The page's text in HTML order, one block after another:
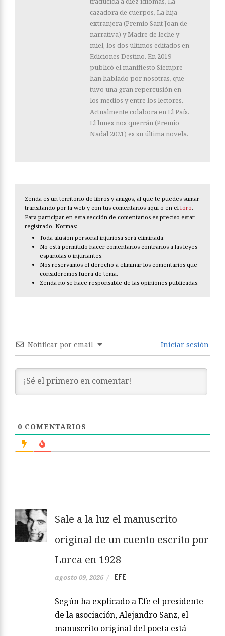
cazadora de cuerpos, La hija
extranjera (Premio Sant Joan de
narrativa) y Madre de leche y
miel, los dos últimos editados en
Ediciones Destino. En 2019
publicó el manifiesto Siempre
han hablado por nosotras, que
tuvo una gran repercusión en
los medios y entre los lectores.
Actualmente colabora en El País.
El lunes nos querrán (Premio
Nadal 2021) es su última novela.
Zenda es un territorio de libros y amigos, al que te puedes sumar
transitando por la web y con tus comentarios aquí o en el foro.
Para participar en esta sección de comentarios es preciso estar
registrado. Normas:
Toda alusión personal injuriosa será eliminada.
No está permitido hacer comentarios contrarios a las leyes
españolas o injuriantes.
Nos reservamos el derecho a eliminar los comentarios que
consideremos fuera de tema.
Zenda no se hace responsable de las opiniones publicadas.
Notificar por email Iniciar sesión
0 COMENTARIOS
Sale a la luz el manuscrito
original de un cuento escrito por
Lorca en 1928
agosto 09, 2026 / EFE
Según ha explicado a Efe el presidente
de la asociación, Alejandro Sanz, el
manuscrito original del poeta está